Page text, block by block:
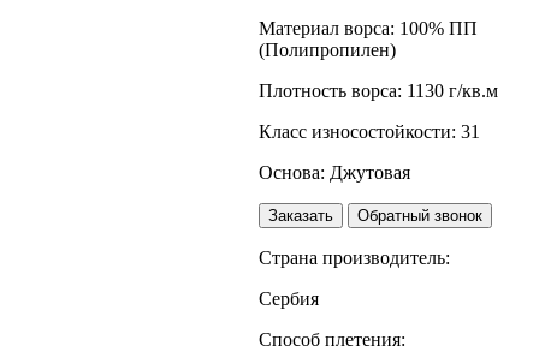
Материал ворса: 100% ПП
(Полипропилен)
Плотность ворса: 1130 г/кв.м
Класс износостойкости: 31
Основа: Джутовая
Заказать Обратный звонок
Страна производитель:
Сербия
Способ плетения: